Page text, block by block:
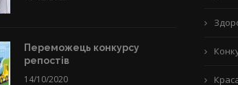
Переможець конкурсу
репостів
14/10/2020